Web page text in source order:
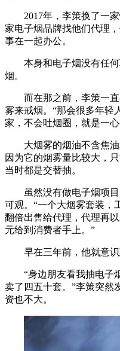
2017年，李策换了一
家电子烟品牌找他们代理
事在一起办公。
本身和电子烟没有任
烟。
而在那之前，李策一
雾来戒烟。“那会很多年轻
家，不会吐烟圈，就是一
大烟雾的烟油不含焦
因为它的烟雾量比较大，
当时都是交替抽。
虽然没有做电子烟项
可观。“一个大烟雾套装，
翻倍出售给代理，代理再
元给到消费者手上。”
早在三年前，他就意识
“身边朋友看我抽电子
卖了四五十套。”李策突然
资也不大。